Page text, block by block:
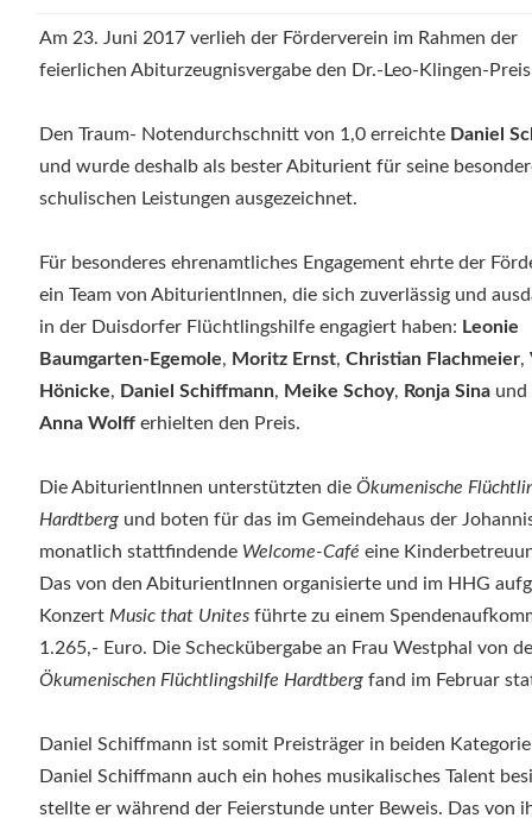
Am 23. Juni 2017 verlieh der Förderverein im Rahmen der
feierlichen Abiturzeugnisvergabe den Dr.-Leo-Klingen-
Den Traum- Notendurchschnitt von 1,0 erreichte Daniel
und wurde deshalb als bester Abiturient für seine
schulischen Leistungen ausgezeichnet.
Für besonderes ehrenamtliches Engagement ehrte der
ein Team von AbiturientInnen, die sich zuverlässig und
in der Duisdorfer Flüchtlingshilfe engagiert haben: Leonie
Baumgarten-Egemole, Moritz Ernst, Christian Flachmeier,
Hönicke, Daniel Schiffmann, Meike Schoy, Ronja Sina und
Anna Wolff erhielten den Preis.
Die AbiturientInnen unterstützten die Ökumenische
Hardtberg und boten für das im Gemeindehaus der
monatlich stattfindende Welcome-Café eine
Das von den AbiturientInnen organisierte und im HHG
Konzert Music that Unites führte zu einem
1.265,- Euro. Die Scheckübergabe an Frau Westphal von
Ökumenischen Flüchtlingshilfe Hardtberg fand im Februar
Daniel Schiffmann ist somit Preisträger in beiden
Daniel Schiffmann auch ein hohes musikalisches Talent
stellte er während der Feierstunde unter Beweis. Das von